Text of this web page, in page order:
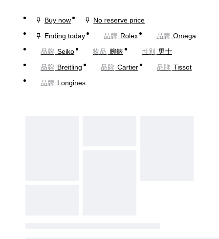
Buy now
No reserve price
Ending today
品牌 Rolex 品牌 Omega
品牌 Seiko 物品 腕錶 性別
男士
品牌 Breitling 品牌 Cartier 品牌 Tissot
品牌 Longines